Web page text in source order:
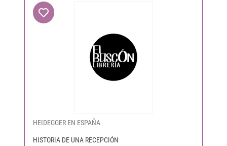
HEIDEGGER EN ESPAÑA
HISTORIA DE UNA RECEPCIÓN